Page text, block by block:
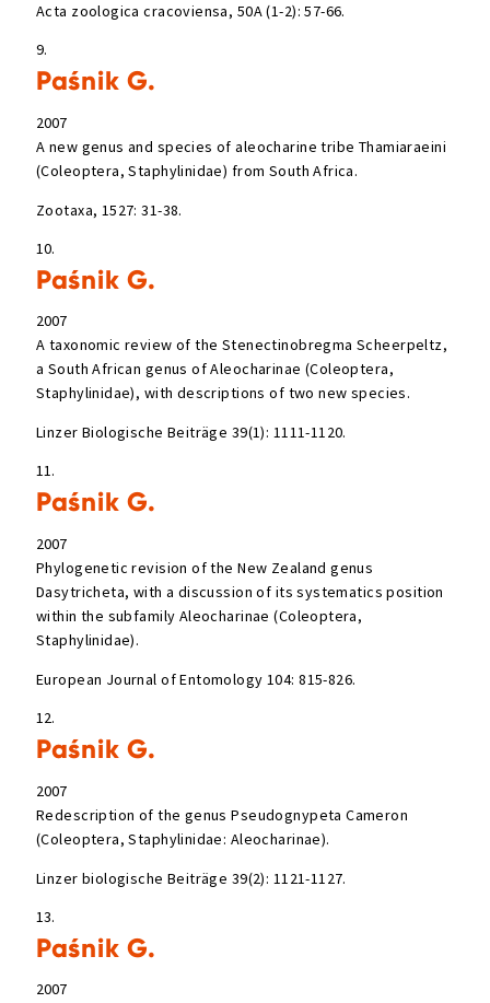
Acta zoologica cracoviensa, 50A (1-2): 57-66.
9.
Paśnik G.
2007
A new genus and species of aleocharine tribe Thamiaraeini
(Coleoptera, Staphylinidae) from South Africa.
Zootaxa, 1527: 31-38.
10.
Paśnik G.
2007
A taxonomic review of the Stenectinobregma Scheerpeltz,
a South African genus of Aleocharinae (Coleoptera,
Staphylinidae), with descriptions of two new species.
Linzer Biologische Beiträge 39(1): 1111-1120.
11.
Paśnik G.
2007
Phylogenetic revision of the New Zealand genus
Dasytricheta, with a discussion of its systematics position
within the subfamily Aleocharinae (Coleoptera,
Staphylinidae).
European Journal of Entomology 104: 815-826.
12.
Paśnik G.
2007
Redescription of the genus Pseudognypeta Cameron
(Coleoptera, Staphylinidae: Aleocharinae).
Linzer biologische Beiträge 39(2): 1121-1127.
13.
Paśnik G.
2007